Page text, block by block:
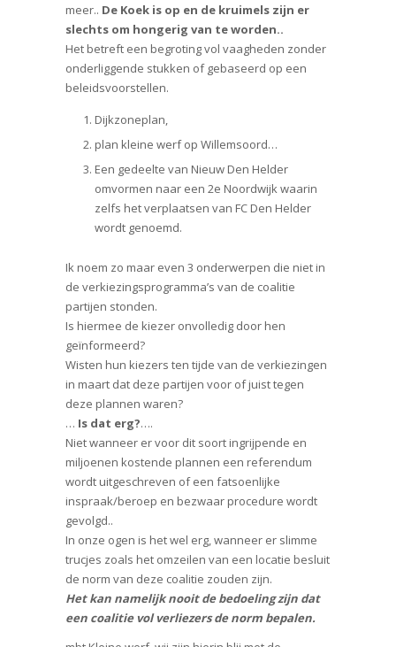
meer.. De Koek is op en de kruimels zijn er
slechts om hongerig van te worden..
Het betreft een begroting vol vaagheden zonder
onderliggende stukken of gebaseerd op een
beleidsvoorstellen.
Dijkzoneplan,
plan kleine werf op Willemsoord…
Een gedeelte van Nieuw Den Helder
omvormen naar een 2e Noordwijk waarin
zelfs het verplaatsen van FC Den Helder
wordt genoemd.
Ik noem zo maar even 3 onderwerpen die niet in
de verkiezingsprogramma’s van de coalitie
partijen stonden.
Is hiermee de kiezer onvolledig door hen
geïnformeerd?
Wisten hun kiezers ten tijde van de verkiezingen
in maart dat deze partijen voor of juist tegen
deze plannen waren?
… Is dat erg?….
Niet wanneer er voor dit soort ingrijpende en
miljoenen kostende plannen een referendum
wordt uitgeschreven of een fatsoenlijke
inspraak/beroep en bezwaar procedure wordt
gevolgd..
In onze ogen is het wel erg, wanneer er slimme
trucjes zoals het omzeilen van een locatie besluit
de norm van deze coalitie zouden zijn.
Het kan namelijk nooit de bedoeling zijn dat
een coalitie vol verliezers de norm bepalen.